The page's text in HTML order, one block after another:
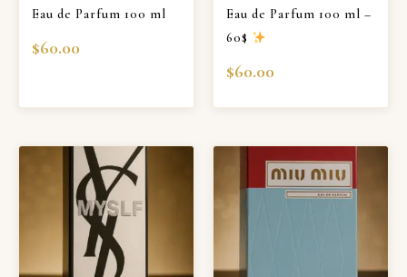
Eau de Parfum 100 ml
$60.00
Eau de Parfum 100 ml –
60$
$60.00